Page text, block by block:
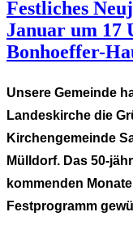
Festliches
Januar um 17
Bonhoeffer-
Unsere Gemeinde
Landeskirche die
Kirchengemeinde
Mülldorf. Das 50-
kommenden
Festprogramm